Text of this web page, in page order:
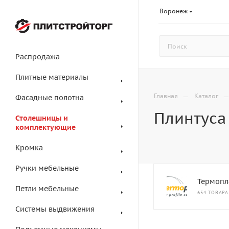
Воронеж
Распродажа
Плитные материалы
Фасадные полотна
Столешницы и
комплектующие
Кромка
Ручки мебельные
Петли мебельные
Системы выдвижения
Главная — Каталог —
654 ТОВАРА